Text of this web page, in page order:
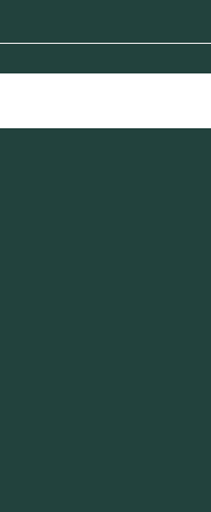
Rosenborg : Amin Chiakha